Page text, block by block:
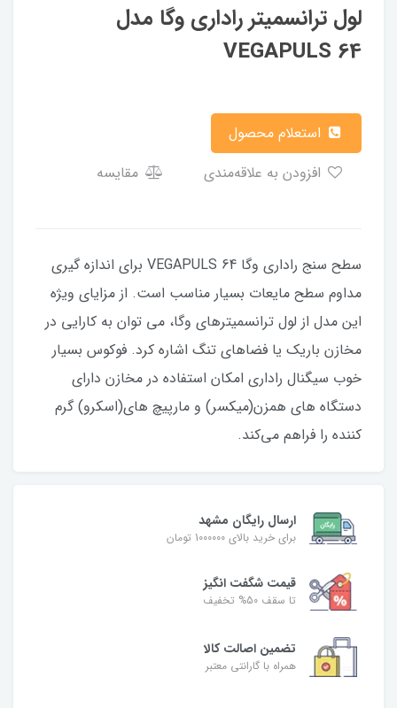
لول ترانسمیتر راداری وگا مدل
VEGAPULS 64
مقایسه
سطح سنج راداری وگا VEGAPULS 64 برای اندازه گیری
مداوم سطح مایعات بسیار مناسب است. از مزایای ویژه
این مدل از لول ترانسمیترهای وگا، می توان به کارایی در
مخازن باریک یا فضاهای تنگ اشاره کرد. فوکوس بسیار
خوب سیگنال راداری امکان استفاده در مخازن دارای
دستگاه های همزن(میکسر) و مارپیچ های(اسکرو) گرم
کننده را فراهم می‌کند.
ارسال رایگان مشهد
برای خرید بالای 1000000 تومان
قیمت شگفت‌ انگیز
تا سقف 50% تخفیف
تضمین اصالت کالا
همراه با گارانتی معتبر